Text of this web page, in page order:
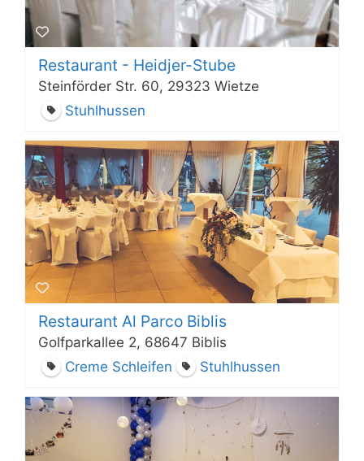
Restaurant - Heidjer-Stube
Steinförder Str. 60, 29323 Wietze
Stuhlhussen
Restaurant Al Parco Biblis
Golfparkallee 2, 68647 Biblis
Creme Schleifen
Stuhlhussen